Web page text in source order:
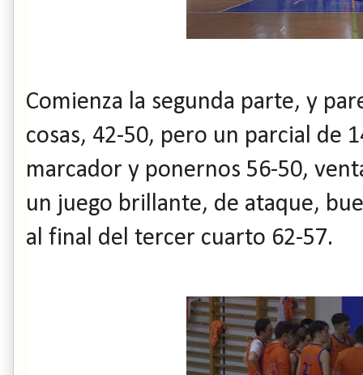
Comienza la segunda parte, y
cosas, 42-50, pero un parcial de
marcador y ponernos 56-50,
un juego brillante, de ataque,
al final del tercer cuarto 62-57.